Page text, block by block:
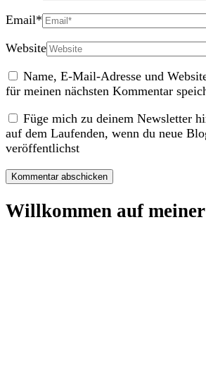
Email*
Website
Name, E-Mail-Adresse und
für meinen nächsten Kommentar
Füge mich zu deinem Newsletter
auf dem Laufenden, wenn du neue
veröffentlichst
Willkommen auf